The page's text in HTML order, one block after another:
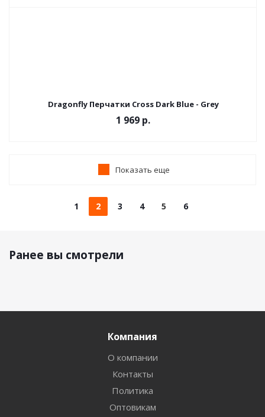
Dragonfly Перчатки Cross Dark Blue - Grey
1 969 р.
Показать еще
1 2 3 4 5 6
Ранее вы смотрели
Компания
О компании
Контакты
Политика
Оптовикам